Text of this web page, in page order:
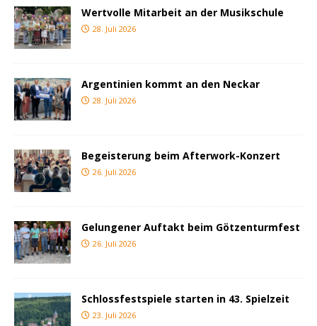
Wertvolle Mitarbeit an der Musikschule
28. Juli 2026
Argentinien kommt an den Neckar
28. Juli 2026
Begeisterung beim Afterwork-Konzert
26. Juli 2026
Gelungener Auftakt beim Götzenturmfest
26. Juli 2026
Schlossfestspiele starten in 43. Spielzeit
23. Juli 2026